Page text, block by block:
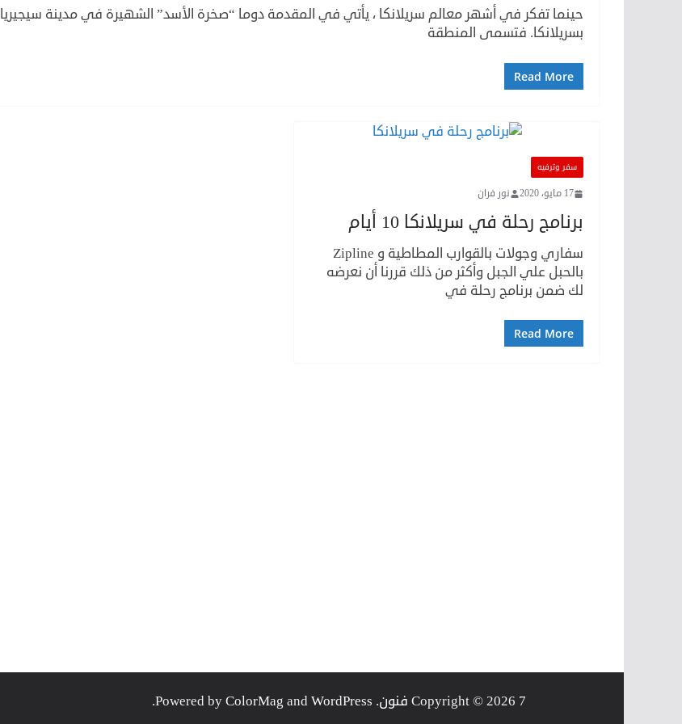
حينما تفكر في أشهر معالم سريلانكا ، يأتي في المقدمة دوما “صخرة الأسد” الشهيرة في مدينة سيجيريا
بسريلانكا. فتسمى المنطقة
Read More
سفر وترفيه
17 مايو، 2020 نور فران
برنامج رحلة في سريلانكا 10 أيام
سفاري وجولات بالقوارب المطاطية و Zipline
بالحبل علي الجبل وأكثر من ذلك قررنا أن نعرضه
لك ضمن برنامج رحلة في
Read More
Copyright © 2026 7 فنون . Powered by
ColorMag andWordPress
.